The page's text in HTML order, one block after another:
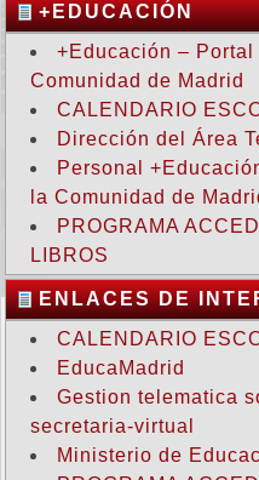
+EDUCACIÓN
+Educación –
Comunidad de Madrid
CALENDARIO
Dirección del Área
Personal
la Comunidad de
PROGRAMA
LIBROS
ENLACES DE
CALENDARIO
EducaMadrid
Gestion telematica
secretaria-virtual
Ministerio de